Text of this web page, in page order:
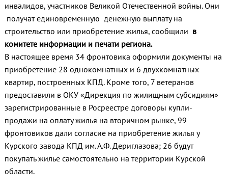
инвалидов, участников Великой Отечественной войны. Они
получат единовременную денежную выплату на
строительство или приобретение жилья, сообщили в
комитете информации и печати региона.
В настоящее время 34 фронтовика оформили документы на
приобретение 28 однокомнатных и 6 двухкомнатных
квартир, построенных КПД. Кроме того, 7 ветеранов
предоставили в ОКУ «Дирекция по жилищным субсидиям»
зарегистрированные в Росреестре договоры купли-
продажи на оплату жилья на вторичном рынке, 99
фронтовиков дали согласие на приобретение жилья у
Курского завода КПД им. А.Ф. Дериглазова; 26 будут
покупать жилье самостоятельно на территории Курской
области.